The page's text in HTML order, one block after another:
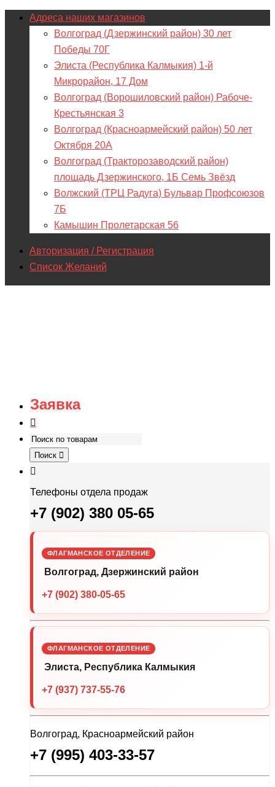
Адреса наших магазинов
Волгоград (Дзержинский район) 30 лет
Победы 70Г
Элиста (Республика Калмыкия) 1-й
Микрорайон, 17 Дом
Волгоград (Ворошиловский район) Рабоче-
Крестьянская 3
Волгоград (Красноармейский район) 50 лет
Октября 20А
Волгоград (Тракторозаводский район)
площадь Дзержинского, 1Б Семь Звёзд
Волжский (ТРЦ Радуга) Бульвар Профсоюзов
7Б
Камышин Пролетарская 56
Авторизация / Регистрация
Список Желаний
Заявка
Поиск
Телефоны отдела продаж
+7 (902) 380 05-65
ФЛАГМАНСКОЕ ОТДЕЛЕНИЕ
Волгоград, Дзержинский район
+7 (902) 380-05-65
ФЛАГМАНСКОЕ ОТДЕЛЕНИЕ
Элиста, Республика Калмыкия
+7 (937) 737-55-76
Волгоград, Красноармейский район
+7 (995) 403-33-57